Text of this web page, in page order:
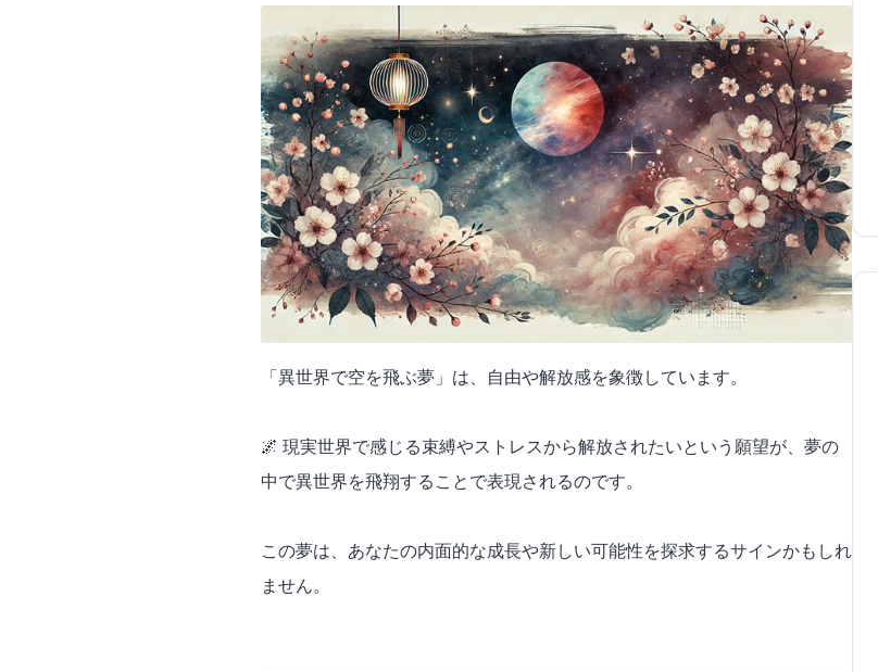
「異世界で空を飛ぶ夢」は、自由や解放感を象徴しています。
🌌 現実世界で感じる束縛やストレスから解放されたいという願望が、夢の
中で異世界を飛翔することで表現されるのです。
この夢は、あなたの内面的な成長や新しい可能性を探求するサインかもしれ
ません。